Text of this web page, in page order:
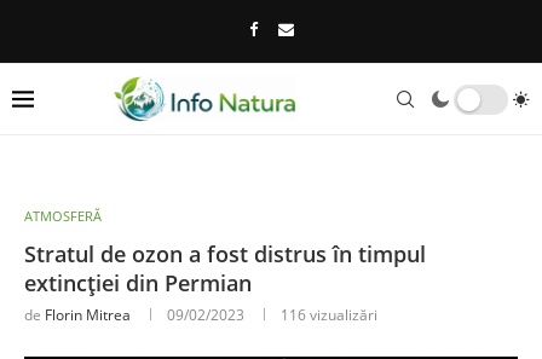
ATMOSFERĂ
Stratul de ozon a fost distrus în timpul
extincției din Permian
de Florin Mitrea 09/02/2023 116vizualizări